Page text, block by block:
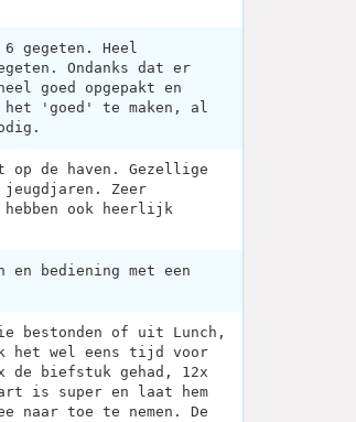
6 gegeten. Heel
Ondanks dat er
goed opgepakt en
het 'goed' te maken, al
de haven. Gezellige
jeugdjaren. Zeer
hebben ook heerlijk
bediening met een
bestonden of uit Lunch,
het wel eens tijd voor
de biefstuk gehad, 12x
is super en laat hem
naar toe te nemen. De